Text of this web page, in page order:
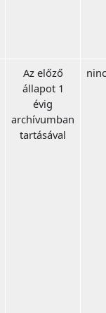
Az előző
állapot 1
évig
archívumban
tartásával